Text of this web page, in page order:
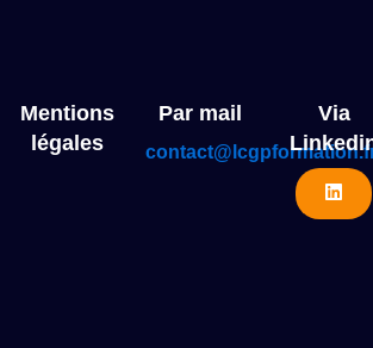
Mentions
légales
Par mail
Via